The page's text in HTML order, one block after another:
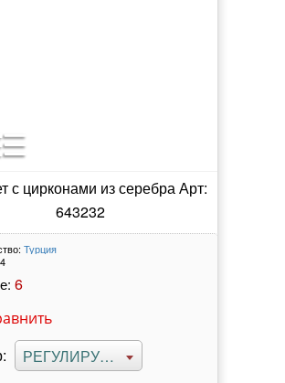
с цирконами из серебра Арт:
643232
Турция
6
РЕГУЛИРУЕМЫЙ